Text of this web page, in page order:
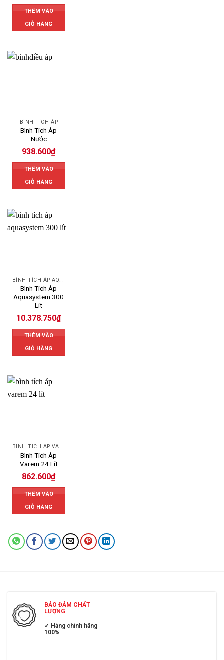
THÊM VÀO
GIỎ HÀNG
BÌNH TÍCH ÁP
Bình Tích Áp
Nước
938.600₫
THÊM VÀO
GIỎ HÀNG
Bình Tích Áp
Aquasystem 300
Lít
10.378.750₫
THÊM VÀO
GIỎ HÀNG
Bình Tích Áp
Varem 24 Lít
862.600₫
THÊM VÀO
GIỎ HÀNG
BẢO ĐẢM CHẤT
LƯỢNG
✓ Hàng chính hãng
100%